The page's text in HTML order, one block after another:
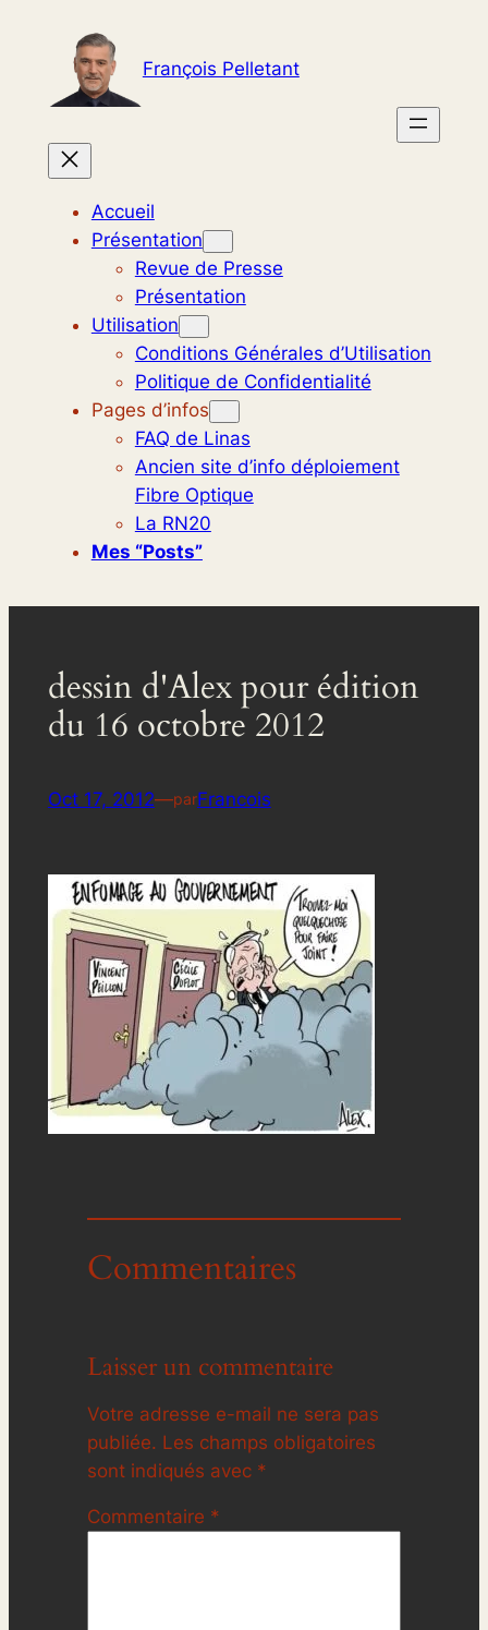
contenu
François Pelletant
Accueil
Présentation
Revue de Presse
Présentation
Utilisation
Conditions Générales d’Utilisation
Politique de Confidentialité
Pages d’infos
FAQ de Linas
Ancien site d’info déploiement
Fibre Optique
La RN20
Mes “posts”
dessin d'Alex pour édition
du 16 octobre 2012
Oct 17, 2012—parFrancois
Commentaires
Laisser un commentaire
Votre adresse e-mail ne sera pas
publiée. Les champs obligatoires
sont indiqués avec *
Commentaire *